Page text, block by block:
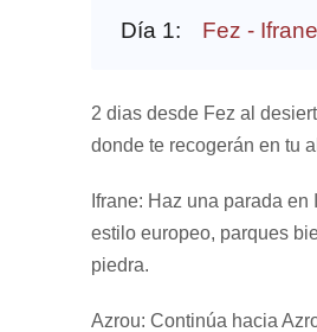
Día 1: Fez -
2 dias desde Fez al
donde te recogerán en tu
Ifrane: Haz una parada
estilo europeo, parques
piedra.
Azrou: Continúa hacia